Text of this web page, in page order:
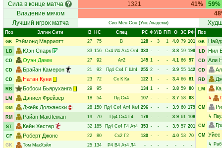
Сила в конце матча
1321 41%
59%
Владение мячом
Лучший игрок матча
Сио Мён Сон(Уик Академи)
Поз Элгин Сити В НC Спец РC ФУ/В Г/П О ЗС РФ
GK Рэймонд Марриотт 27 75 В 128 - 3 1 4.0 79 101
LB
Юэн Спарк 33 156 Ск4 И4 Ат4 От4 333 - - - 3.8 59 199
CD
Оуэн Дамм 27 92 Ат2 145 1 - - 4.1 66 97
CD
Брайан Камерон 21 92 Пд4 Ск4 Г Шт4 255 2 - - 3.9 55 142
CD
Натан Куни 23 72 Ск К Ка 122 1 - - 3.4 66 81
RB
Бобоси Бьяруханга 29 95 134 1 - - 3.8 59 80
LM
Дэниел Фрейзер 18 54 Пд Ск4 107 - - - 3.7 58 63
DM
Джейк Должански 28 150 Пд4 Ск4 Ат4 Ка4 296 - - - 3.9 60 179
RM
Райан МакЛеман 19 70 Пд4 Ск4 Г4 176 - - - 3.9 61 108
ST
Кейн Хестер 32 185 Пд4 Ск4 Г4 Ат4 353 - - - 3.9 57 201
CF
Роберт Джонс 22 80 Ск2 Г2 130 - - - 4.0 53 70
GK
Том МакХэйл 25 134 Р4 В4 Ат4 Л4 - - - - - -
-
Поз
GK
LD Нил
CD Али
CD
RD
LM
↳
CM
↳
CM
CM Уйес
↳